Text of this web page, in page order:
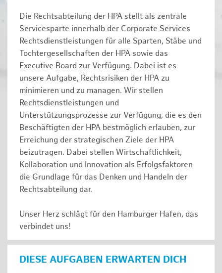
Die Rechtsabteilung der HPA stellt als zentrale
Servicesparte innerhalb der Corporate Services
Rechtsdienstleistungen für alle Sparten, Stäbe und
Tochtergesellschaften der HPA sowie das
Executive Board zur Verfügung. Dabei ist es
unsere Aufgabe, Rechtsrisiken der HPA zu
minimieren und zu managen. Wir stellen
Rechtsdienstleistungen und
Unterstützungsprozesse zur Verfügung, die es den
Beschäftigten der HPA bestmöglich erlauben, zur
Erreichung der strategischen Ziele der HPA
beizutragen. Dabei stellen Wirtschaftlichkeit,
Kollaboration und Innovation als Erfolgsfaktoren
die Grundlage für das Denken und Handeln der
Rechtsabteilung dar.
Unser Herz schlägt für den Hamburger Hafen, das
verbindet uns!
DIESE AUFGABEN ERWARTEN DICH